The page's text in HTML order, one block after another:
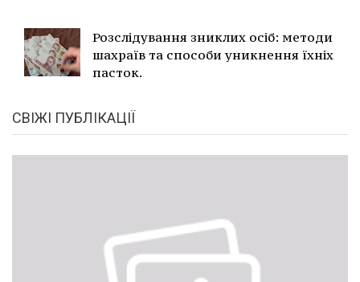
Розслідування зниклих осіб: методи
шахраїв та способи уникнення їхніх
пасток.
СВІЖІ ПУБЛІКАЦІЇ